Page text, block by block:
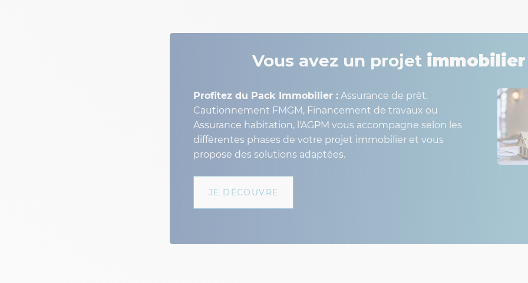
Vous avez un projet immobilier
Profitez du Pack Immobilier : Assurance de prêt,
Cautionnement FMGM, Financement de travaux ou
Assurance habitation, l'AGPM vous accompagne selon les
différentes phases de votre projet immobilier et vous
propose des solutions adaptées.
JE DÉCOUVRE